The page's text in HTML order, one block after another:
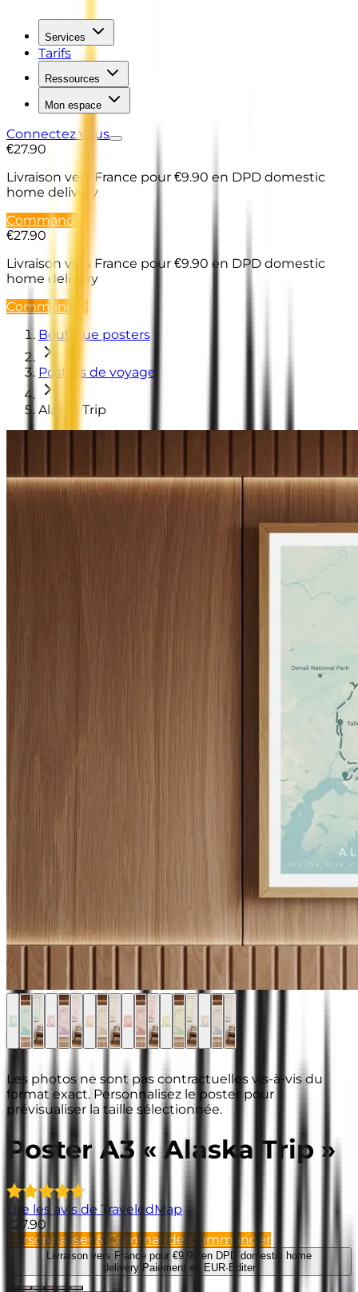
Services
Tarifs
Ressources
Mon espace
Connectez vous
€27.90
Livraison vers France pour €9.90 en DPD domestic
home delivery
Commander
€27.90
Livraison vers France pour €9.90 en DPD domestic
home delivery
Commander
Boutique posters
Posters de voyage
Alaska Trip
Les photos ne sont pas contractuelles vis-à-vis du
format exact. Personnalisez le poster pour
prévisualiser la taille sélectionnée.
Poster A3 « Alaska Trip »
Lire les avis de TraveledMap
€27.90
Personnaliser & Commander Commander
Livraison vers France pour €9.90 en DPD domestic home
delivery· Paiement en EUR· Editer